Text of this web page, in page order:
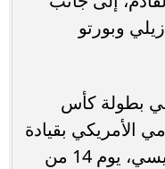
وبورتو
في بطولة كأس
الأمريكي بقيادة
الأسطورة الأرجنتينية ليونيل ميسي، يوم 14 من